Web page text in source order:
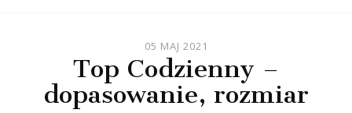
05 MAJ 2021
Top Codzienny –
dopasowanie, rozmiar